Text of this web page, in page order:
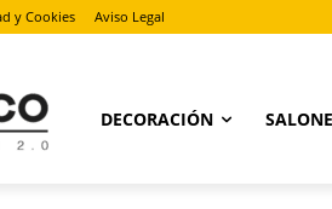
y Cookies Aviso Legal
DECORACIÓN